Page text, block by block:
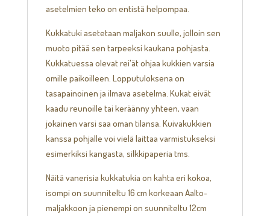
asetelmien teko on entistä helpompaa.
Kukkatuki asetetaan maljakon suulle, jolloin sen
muoto pitää sen tarpeeksi kaukana pohjasta.
Kukkatuessa olevat rei'ät ohjaa kukkien varsia
omille paikoilleen. Lopputuloksena on
tasapainoinen ja ilmava asetelma. Kukat eivät
kaadu reunoille tai keräänny yhteen, vaan
jokainen varsi saa oman tilansa. Kuivakukkien
kanssa pohjalle voi vielä laittaa varmistukseksi
esimerkiksi kangasta, silkkipaperia tms.
Näitä vanerisia kukkatukia on kahta eri kokoa,
isompi on suunniteltu 16 cm korkeaan Aalto-
maljakkoon ja pienempi on suunniteltu 12cm